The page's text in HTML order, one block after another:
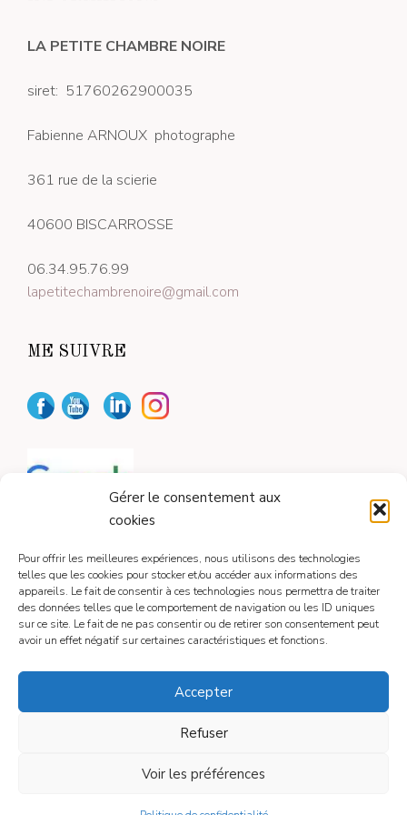
Gérer le consentement aux
cookies
Pour offrir les meilleures expériences, nous utilisons des technologies
telles que les cookies pour stocker et/ou accéder aux informations des
appareils. Le fait de consentir à ces technologies nous permettra de traiter
des données telles que le comportement de navigation ou les ID uniques
sur ce site. Le fait de ne pas consentir ou de retirer son consentement peut
avoir un effet négatif sur certaines caractéristiques et fonctions.
Accepter
Refuser
Voir les préférences
LA PETITE CHAMBRE NOIRE
siret: 51760262900035
Fabienne ARNOUX photographe
361 rue de la scierie
40600 BISCARROSSE
06.34.95.76.99
lapetitechambrenoire@gmail.com
ME SUIVRE
CONTACT
• Construit avecGeneratePress